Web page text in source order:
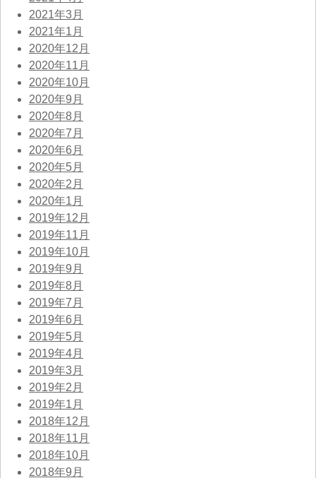
2021年3月
2021年1月
2020年12月
2020年11月
2020年10月
2020年9月
2020年8月
2020年7月
2020年6月
2020年5月
2020年2月
2020年1月
2019年12月
2019年11月
2019年10月
2019年9月
2019年8月
2019年7月
2019年6月
2019年5月
2019年4月
2019年3月
2019年2月
2019年1月
2018年12月
2018年11月
2018年10月
2018年9月